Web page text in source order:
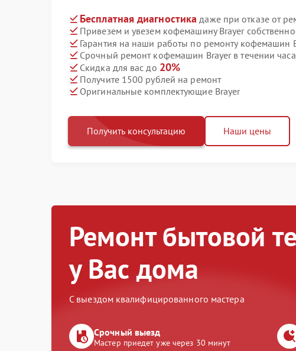
Бесплатная диагностика даже при отказе от
Привезем и увезем кофемашину Brayer
Гарантия на наши работы по ремонту кофемашин
Срочный ремонт кофемашин Brayer в течении часа
Скидка для вас до 20%
Получите 1500 рублей на ремонт
Оригинальные комплектующие Brayer
Получить консультацию Наши цены
Ремонт бытовой
у Вас дома
С выездом квалифицированного мастера
Срочный выезд
Мастер приедет уже через 30 минут